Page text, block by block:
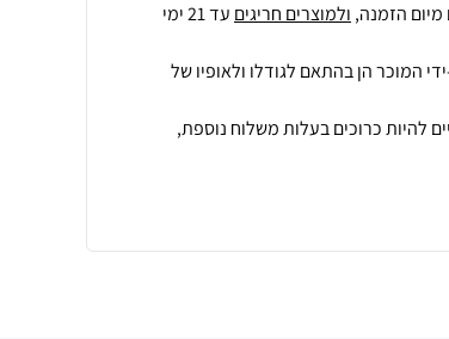
ולמוצרים חריגים
עד 21 ימי
המוכר הן בהתאם לגודלו ולאופיו של
להיות כרוכים בעלות משלוח נוספת,